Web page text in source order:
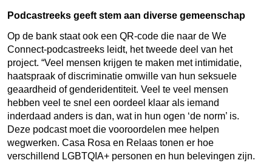
Podcastreeks geeft stem aan diverse gemeenschap
Op de bank staat ook een QR-code die naar de We
Connect-podcastreeks leidt, het tweede deel van het
project. “Veel mensen krijgen te maken met intimidatie,
haatspraak of discriminatie omwille van hun seksuele
geaardheid of genderidentiteit. Veel te veel mensen
hebben veel te snel een oordeel klaar als iemand
inderdaad anders is dan, wat in hun ogen ‘de norm’ is.
Deze podcast moet die vooroordelen mee helpen
wegwerken. Casa Rosa en Relaas tonen er hoe
verschillend LGBTQIA+ personen en hun belevingen zijn.